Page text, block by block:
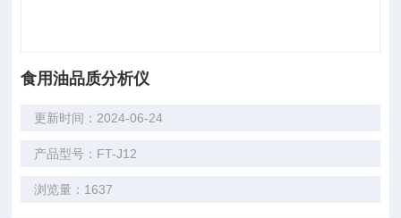
食用油品质分析仪
更新时间：2024-06-24
产品型号：FT-J12
浏览量：1637